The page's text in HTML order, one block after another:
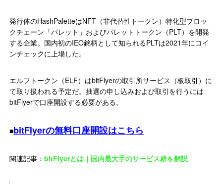
発行体のHashPaletteはNFT（非代替性トークン）特化型ブロッ
クチェーン「パレット」およびパレットトークン（PLT）を開発
する企業。国内初のIEO銘柄として知られるPLTは2021年にコイ
ンチェックに上場した。
エルフトークン（ELF）はbitFlyerの取引所サービス（板取引）に
て取り扱われる予定だ。抽選の申し込みおよび取引を行うには
bitFlyerで口座開設する必要がある。
■bitFlyerの無料口座開設はこちら
関連記事：bitFlyerとは｜国内最大手のサービス群を解説